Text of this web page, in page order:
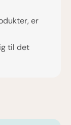
er
til det